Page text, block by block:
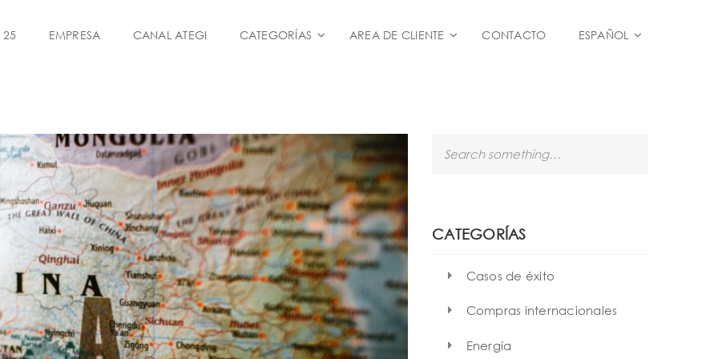
25 EMPRESA CANAL ATEGI CATEGORÍAS AREA DE CLIENTE CONTACTO ESPAÑOL
h
CATEGORÍAS
Casos de éxito
Compras internacionales
Energía